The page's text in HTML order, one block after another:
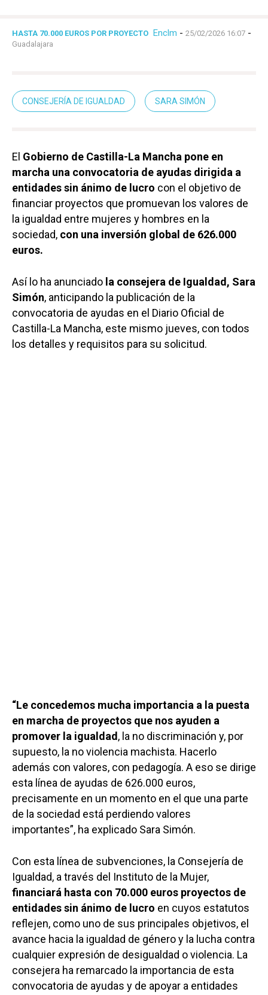
HASTA 70.000 EUROS POR PROYECTO Enclm - 25/02/2026 16:07 -
Guadalajara
CONSEJERÍA DE IGUALDAD SARA SIMÓN
El Gobierno de Castilla-La Mancha pone en
marcha una convocatoria de ayudas dirigida a
entidades sin ánimo de lucro con el objetivo de
financiar proyectos que promuevan los valores de
la igualdad entre mujeres y hombres en la
sociedad, con una inversión global de 626.000
euros.
Así lo ha anunciado la consejera de Igualdad, Sara
Simón, anticipando la publicación de la
convocatoria de ayudas en el Diario Oficial de
Castilla-La Mancha, este mismo jueves, con todos
los detalles y requisitos para su solicitud.
“Le concedemos mucha importancia a la puesta
en marcha de proyectos que nos ayuden a
promover la igualdad , la no discriminación y, por
supuesto, la no violencia machista. Hacerlo
además con valores, con pedagogía. A eso se dirige
esta línea de ayudas de 626.000 euros,
precisamente en un momento en el que una parte
de la sociedad está perdiendo valores
importantes”, ha explicado Sara Simón.
Con esta línea de subvenciones, la Consejería de
Igualdad, a través del Instituto de la Mujer,
financiará hasta con 70.000 euros proyectos de
entidades sin ánimo de lucro en cuyos estatutos
reflejen, como uno de sus principales objetivos, el
avance hacia la igualdad de género y la lucha contra
cualquier expresión de desigualdad o violencia. La
consejera ha remarcado la importancia de esta
convocatoria de ayudas y de apoyar a entidades